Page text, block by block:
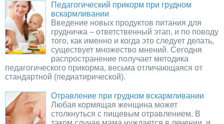
Педагогический прикорм при грудном
вскармливании
Введение новых продуктов питания для
грудничка – ответственный этап, и по поводу
того, как именно и когда это следует делать,
существует множество мнений. Сегодня
распространение получает методика
педагогического прикорма, весьма отличающаяся от
стандартной (педиатирической).
Отравление при грудном вскармливании
Любая кормящая женщина может
столкнуться с пищевым отравлением. В